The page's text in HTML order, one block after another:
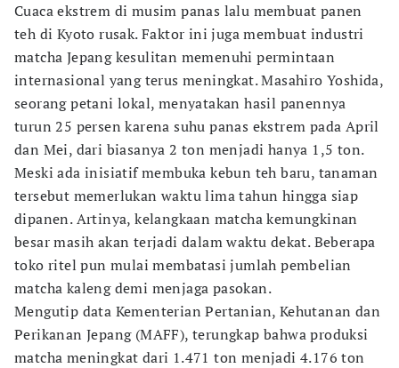
Cuaca ekstrem di musim panas lalu membuat panen
teh di Kyoto rusak. Faktor ini juga membuat industri
matcha Jepang kesulitan memenuhi permintaan
internasional yang terus meningkat. Masahiro Yoshida,
seorang petani lokal, menyatakan hasil panennya
turun 25 persen karena suhu panas ekstrem pada April
dan Mei, dari biasanya 2 ton menjadi hanya 1,5 ton.
Meski ada inisiatif membuka kebun teh baru, tanaman
tersebut memerlukan waktu lima tahun hingga siap
dipanen. Artinya, kelangkaan matcha kemungkinan
besar masih akan terjadi dalam waktu dekat. Beberapa
toko ritel pun mulai membatasi jumlah pembelian
matcha kaleng demi menjaga pasokan.
Mengutip data Kementerian Pertanian, Kehutanan dan
Perikanan Jepang (MAFF), terungkap bahwa produksi
matcha meningkat dari 1.471 ton menjadi 4.176 ton